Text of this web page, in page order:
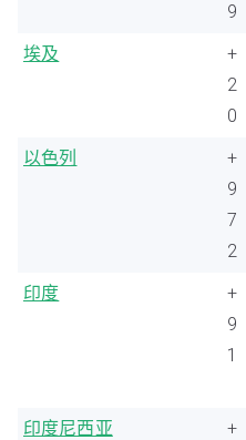
9
埃及
+
2
0
以色列
+
9
7
2
印度
+
9
1
印度尼西亚
+